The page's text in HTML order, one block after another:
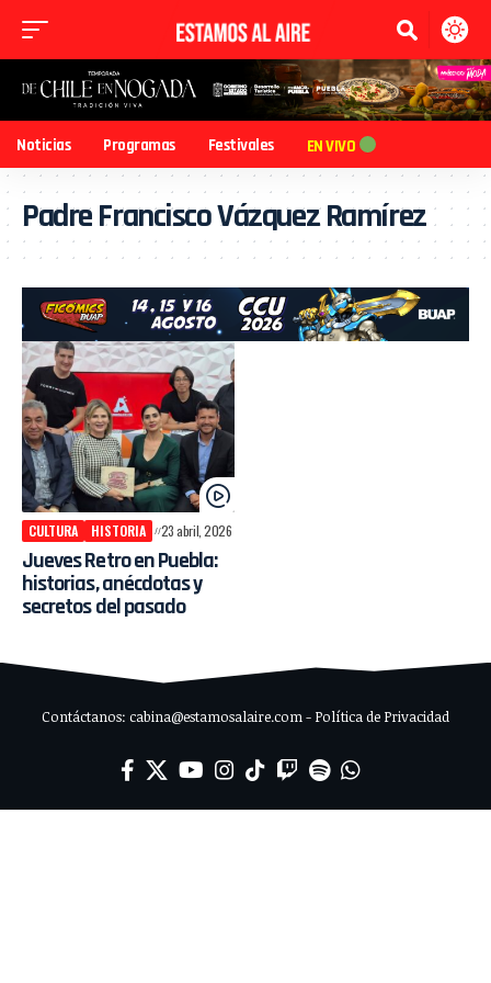
Noticias Programas Festivales EN VIVO
Padre Francisco Vázquez Ramírez
CULTURA HISTORIA 23 abril, 2026
Jueves Retro en Puebla:
historias, anécdotas y
secretos del pasado
Contáctanos: cabina@estamosalaire.com - Política de Privacidad